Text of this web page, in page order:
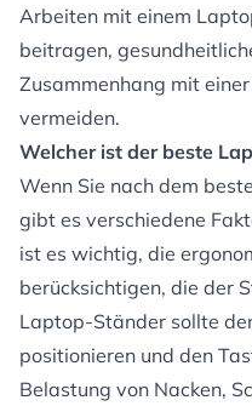
Arbeiten mit einem
beitragen,
Zusammenhang mit
vermeiden.
Welcher ist der beste
Wenn Sie nach dem
gibt es verschiedene
ist es wichtig, die
berücksichtigen, die der
Laptop-Ständer sollte
positionieren und den
Belastung von Nacken,